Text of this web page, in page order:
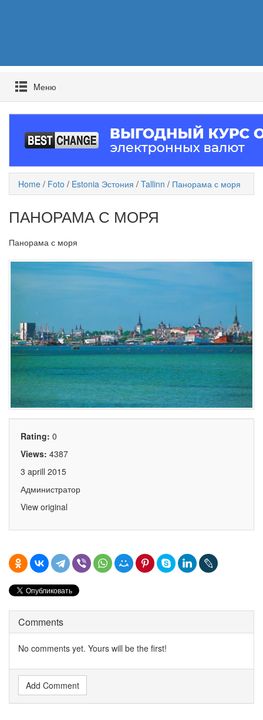
Mеню
Home / Foto / Estonia Эстония / Tallinn / Панорама с моря
ПАНОРАМА С МОРЯ
Панорама с моря
Rating: 0
Views: 4387
3 aprill 2015
Администратор
View original
Comments
No comments yet. Yours will be the first!
Add Comment